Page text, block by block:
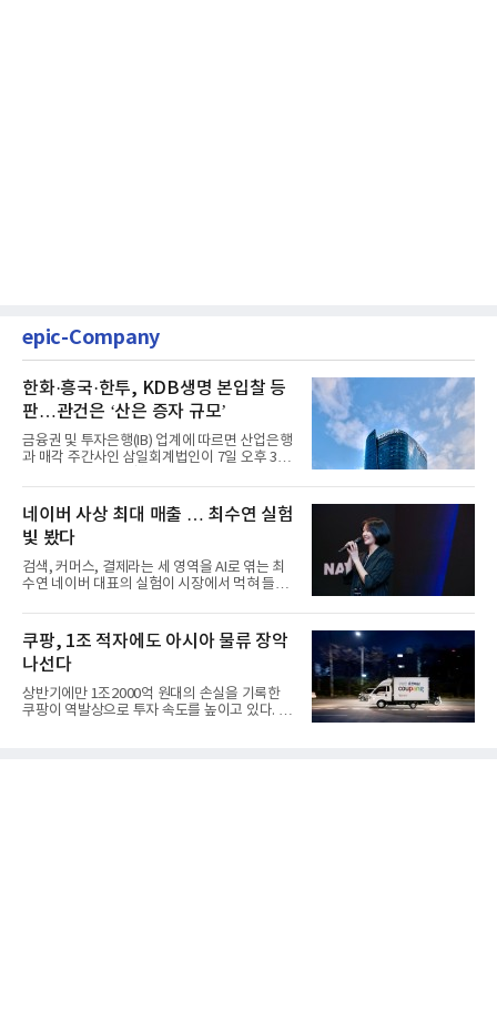
epic-Company
한화·흥국·한투, KDB생명 본입찰 등
판…관건은 ‘산은 증자 규모’
금융권 및 투자은행(IB) 업계에 따르면 산업은행
과 매각 주간사인 삼일회계법인이 7일 오후 3시
네이버 사상 최대 매출 … 최수연 실험
빛 봤다
검색, 커머스, 결제라는 세 영역을 AI로 엮는 최
수연 네이버 대표의 실험이 시장에서 먹혀 들어
쿠팡, 1조 적자에도 아시아 물류 장악
나선다
상반기에만 1조2000억 원대의 손실을 기록한
쿠팡이 역발상으로 투자 속도를 높이고 있다. 이